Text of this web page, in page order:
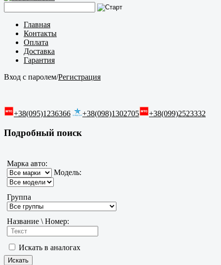
Главная
Контакты
Оплата
Доставка
Гарантия
Вход с паролем/Регистрация
+38(095)1236366 +38(098)1302705 +38(099)2523332
Подробный поиск
Марка авто:
Модель:
Группа
Название \ Номер:
Искать в аналогах